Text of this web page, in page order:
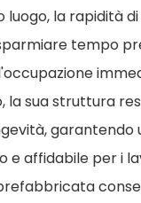
luogo, la rapidità
tempo
la sua struttura
garantendo
e affidabile per i